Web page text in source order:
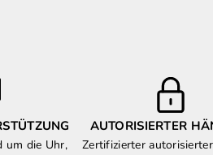
um die Uhr,
AUTORISIERTER
Zertifizierter